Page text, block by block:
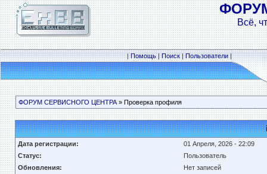
Всё,
|Помощь|Поиск|Пользователи|
ФОРУМ СЕРВИСНОГО ЦЕНТРА» Проверка профиля
Дата регистрации:
01 Апреля, 2026 - 22:09
Статус:
Пользователь
Обновления:
Нет записей